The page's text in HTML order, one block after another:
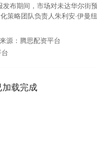
布期间，市场对未达华尔街
策略团队负责人朱利安·伊曼
来源：腾思配资平台
载完成